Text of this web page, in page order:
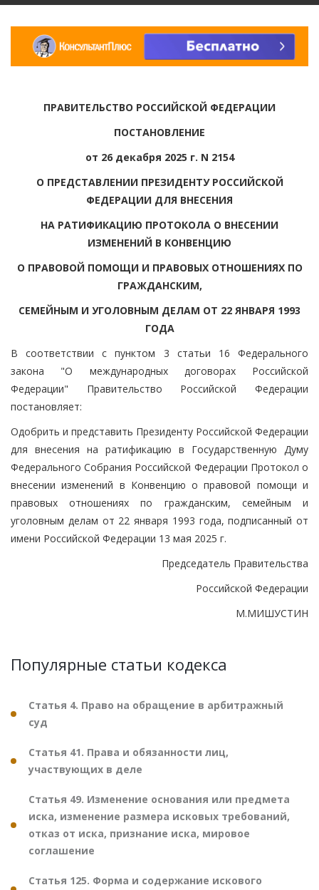
ПРАВИТЕЛЬСТВО РОССИЙСКОЙ ФЕДЕРАЦИИ
ПОСТАНОВЛЕНИЕ
от 26 декабря 2025 г. N 2154
О ПРЕДСТАВЛЕНИИ ПРЕЗИДЕНТУ РОССИЙСКОЙ
ФЕДЕРАЦИИ ДЛЯ ВНЕСЕНИЯ
НА РАТИФИКАЦИЮ ПРОТОКОЛА О ВНЕСЕНИИ
ИЗМЕНЕНИЙ В КОНВЕНЦИЮ
О ПРАВОВОЙ ПОМОЩИ И ПРАВОВЫХ ОТНОШЕНИЯХ ПО
ГРАЖДАНСКИМ,
СЕМЕЙНЫМ И УГОЛОВНЫМ ДЕЛАМ ОТ 22 ЯНВАРЯ 1993
ГОДА
В соответствии с пунктом 3 статьи 16 Федерального
закона "О международных договорах Российской
Федерации" Правительство Российской Федерации
постановляет:
Одобрить и представить Президенту Российской Федерации
для внесения на ратификацию в Государственную Думу
Федерального Собрания Российской Федерации Протокол о
внесении изменений в Конвенцию о правовой помощи и
правовых отношениях по гражданским, семейным и
уголовным делам от 22 января 1993 года, подписанный от
имени Российской Федерации 13 мая 2025 г.
Председатель Правительства
Российской Федерации
М.МИШУСТИН
Популярные статьи кодекса
Статья 4. Право на обращение в арбитражный
суд
Статья 41. Права и обязанности лиц,
участвующих в деле
Статья 49. Изменение основания или предмета
иска, изменение размера исковых требований,
отказ от иска, признание иска, мировое
соглашение
Статья 125. Форма и содержание искового